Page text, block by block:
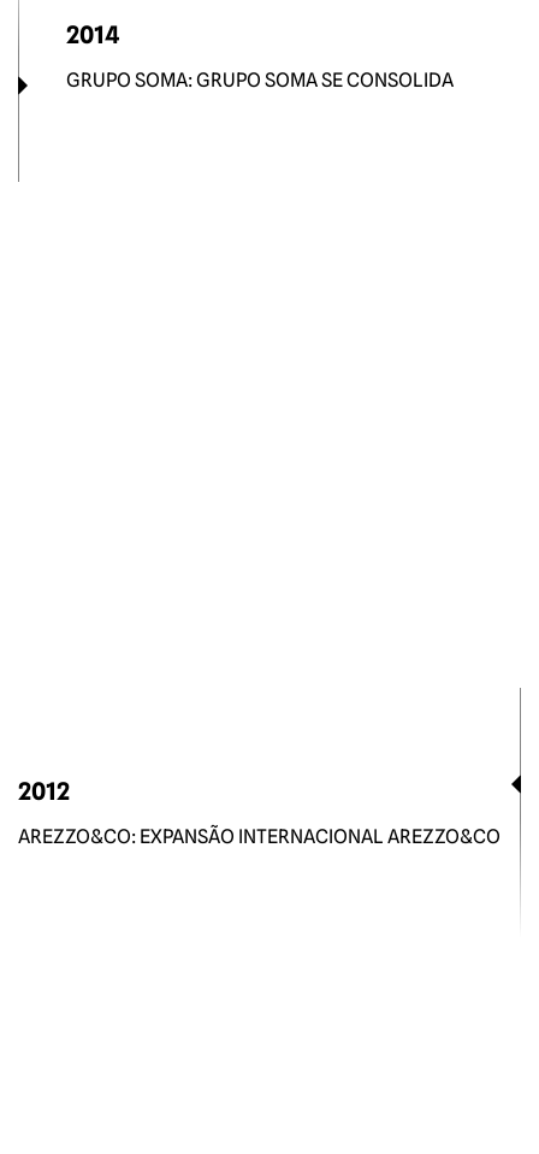
2014
GRUPO SOMA: GRUPO SOMA SE CONSOLIDA
2012
AREZZO&CO: EXPANSÃO INTERNACIONAL AREZZO&CO